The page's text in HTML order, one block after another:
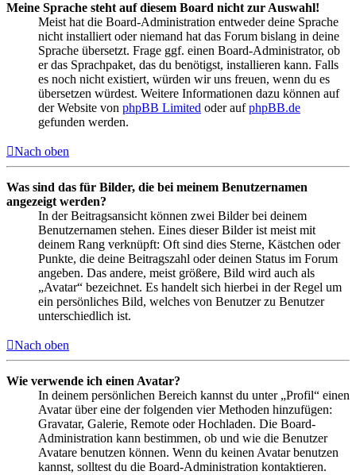
Meine Sprache steht auf diesem Board nicht zur Auswahl!
Meist hat die Board-Administration entweder deine Sprache
nicht installiert oder niemand hat das Forum bislang in deine
Sprache übersetzt. Frage ggf. einen Board-Administrator, ob
er das Sprachpaket, das du benötigst, installieren kann. Falls
es noch nicht existiert, würden wir uns freuen, wenn du es
übersetzen würdest. Weitere Informationen dazu können auf
der Website von phpBB Limited oder aufphpBB.de
gefunden werden.
Nach oben
Was sind das für Bilder, die bei meinem Benutzernamen
angezeigt werden?
In der Beitragsansicht können zwei Bilder bei deinem
Benutzernamen stehen. Eines dieser Bilder ist meist mit
deinem Rang verknüpft: Oft sind dies Sterne, Kästchen oder
Punkte, die deine Beitragszahl oder deinen Status im Forum
angeben. Das andere, meist größere, Bild wird auch als
„Avatar“ bezeichnet. Es handelt sich hierbei in der Regel um
ein persönliches Bild, welches von Benutzer zu Benutzer
unterschiedlich ist.
Nach oben
Wie verwende ich einen Avatar?
In deinem persönlichen Bereich kannst du unter „Profil“ einen
Avatar über eine der folgenden vier Methoden hinzufügen:
Gravatar, Galerie, Remote oder Hochladen. Die Board-
Administration kann bestimmen, ob und wie die Benutzer
Avatare benutzen können. Wenn du keinen Avatar benutzen
kannst, solltest du die Board-Administration kontaktieren.